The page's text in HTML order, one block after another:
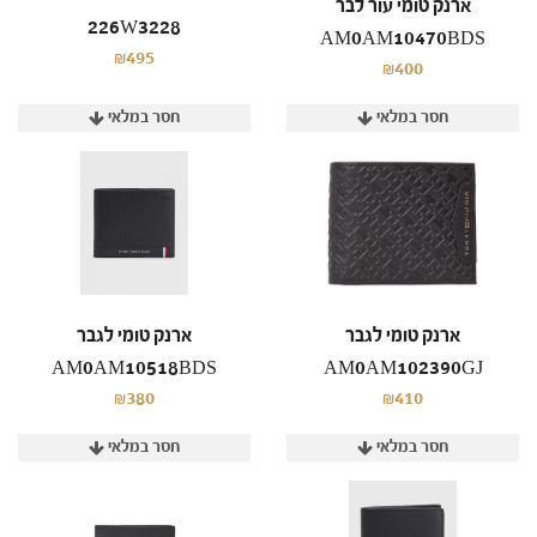
226W3228
₪495
ארנק טומי עור לבר
AM0AM10470BDS
₪400
חסר במלאי
ארנק טומי לגבר
AM0AM10518BDS
₪380
חסר במלאי
ארנק טומי לגבר
AM0AM102390GJ
₪410
חסר במלאי חסר במלאי